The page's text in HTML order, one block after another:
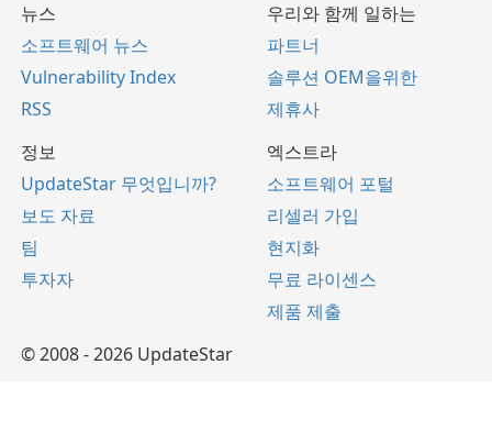
뉴스
소프트웨어 뉴스
Vulnerability Index
RSS
우리와 함께 일하는
파트너
솔루션 OEM을위한
제휴사
정보
UpdateStar 무엇입니까?
보도 자료
팀
투자자
엑스트라
소프트웨어 포털
리셀러 가입
현지화
무료 라이센스
제품 제출
© 2008 - 2026 UpdateStar